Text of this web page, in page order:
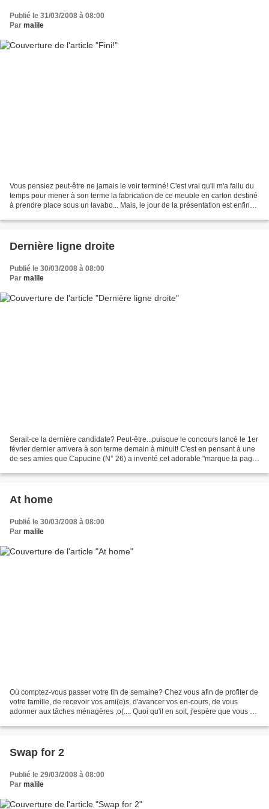
Publié le 31/03/2008 à 08:00
Par malile
Vous pensiez peut-être ne jamais le voir terminé! C'est vrai qu'il m'a fallu du
temps pour mener à son terme la fabrication de ce meuble en carton destiné
à prendre place sous un lavabo... Mais, le jour de la présentation est enfin
Dernière ligne droite
Publié le 30/03/2008 à 08:00
Par malile
Serait-ce la dernière candidate? Peut-être...puisque le concours lancé le 1er
février dernier arrivera à son terme demain à minuit! C'est en pensant à une
de ses amies que Capucine (N° 26) a inventé cet adorable "marque ta page"
At home
Publié le 30/03/2008 à 08:00
Par malile
Où comptez-vous passer votre fin de semaine? Chez vous afin de profiter de
votre famille, de recevoir vos ami(e)s, d'avancer vos en-cours, de vous
adonner aux tâches ménagères ;o(.... Quoi qu'il en soit, j'espère que vous y
Swap for 2
Publié le 29/03/2008 à 08:00
Par malile